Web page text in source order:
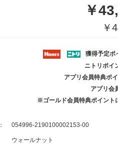
￥
￥
獲得予定ポ
ニトリポイ
アプリ会員特典ポ
アプリ会
※ゴールド会員特典ポイント
054996-2190100002153-00
ウォールナット